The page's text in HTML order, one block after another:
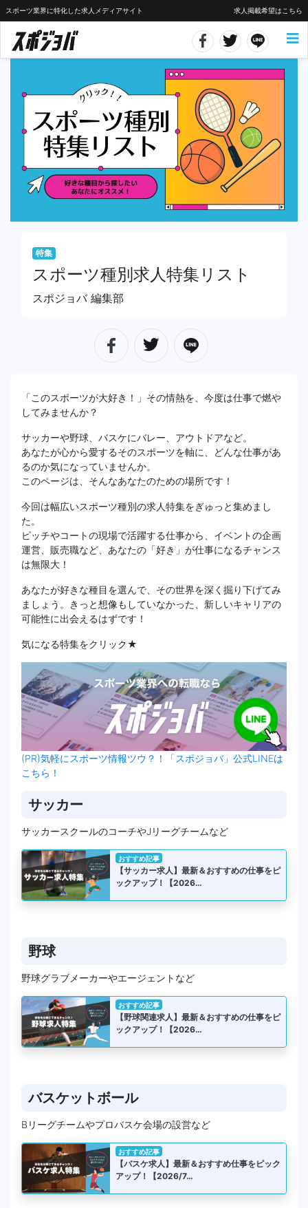
スポーツ業界に特化した求人メディアサイト 求人掲載希望はこちら
特集
スポーツ種別求人特集リスト
スポジョバ 編集部
「このスポーツが大好き！」その情熱を、今度は仕事で燃や
してみませんか？
サッカーや野球、バスケにバレー、アウトドアなど。
あなたが心から愛するそのスポーツを軸に、どんな仕事があ
るのか気になっていませんか。
このページは、そんなあなたのための場所です！
今回は幅広いスポーツ種別の求人特集をぎゅっと集めまし
た。
ピッチやコートの現場で活躍する仕事から、イベントの企画
運営、販売職など、あなたの「好き」が仕事になるチャンス
は無限大！
あなたが好きな種目を選んで、その世界を深く掘り下げてみ
ましょう。きっと想像もしていなかった、新しいキャリアの
可能性に出会えるはずです！
気になる特集をクリック★
(PR)気軽にスポーツ情報ツウ？！「スポジョバ」公式LINEは
こちら！
サッカー
サッカースクールのコーチやJリーグチームなど
おすすめ記事
【サッカー求人】最新＆おすすめの仕事をピ
ックアップ！【2026…
野球
野球グラブメーカーやエージェントなど
おすすめ記事
【野球関連求人】最新＆おすすめの仕事をピ
ックアップ！【2026…
バスケットボール
Bリーグチームやプロバスケ会場の設営など
おすすめ記事
【バスケ求人】最新＆おすすめ仕事をピック
アップ！【2026/7…